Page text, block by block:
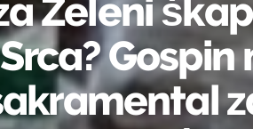
Zeleni
Gospin